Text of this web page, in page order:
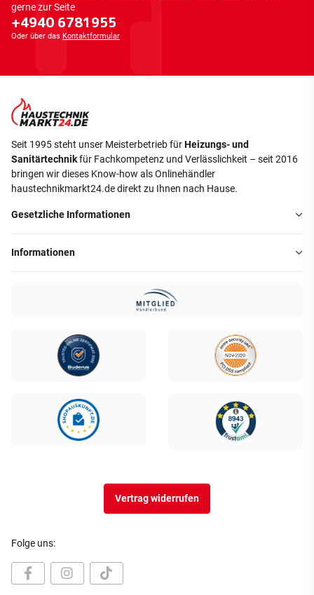
gerne zur Seite
+4940 6781955
Oder über das Kontaktformular
Seit 1995 steht unser Meisterbetrieb fürHeizungs- und
Sanitärtechnikfür Fachkompetenz und Verlässlichkeit – seit 2016
bringen wir dieses Know-how als Onlinehändler
haustechnikmarkt24.de direkt zu Ihnen nach Hause.
Gesetzliche Informationen
Informationen
Vertrag widerrufen
Folge uns: